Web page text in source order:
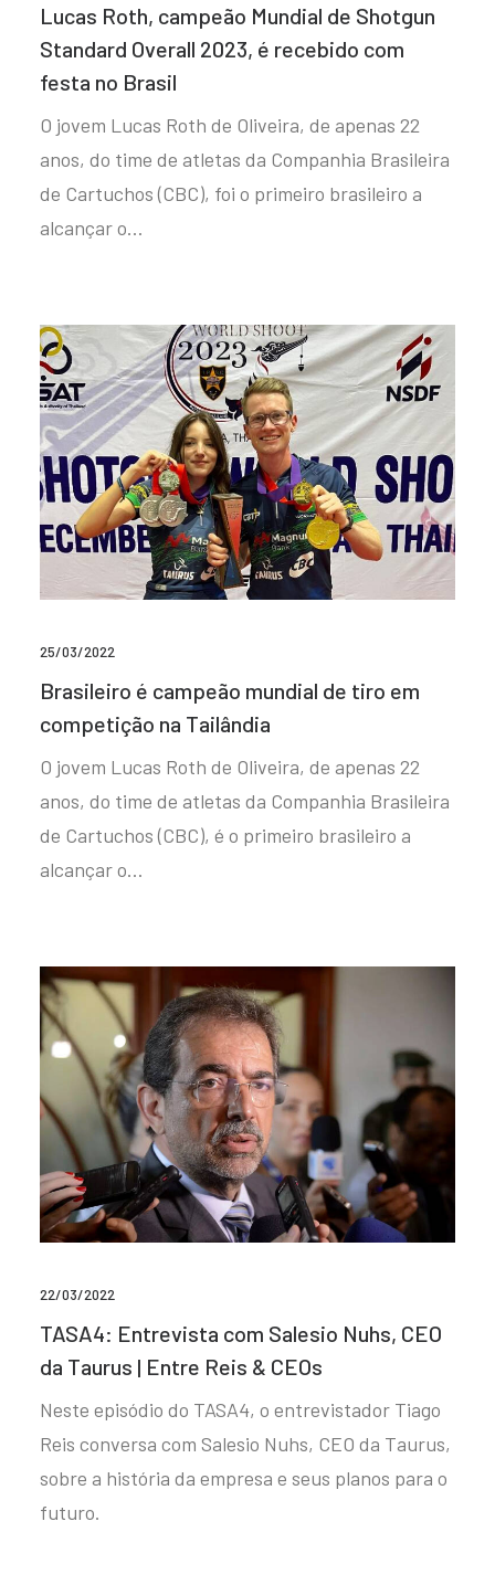
Lucas Roth, campeão Mundial de Shotgun
Standard Overall 2023, é recebido com
festa no Brasil
O jovem Lucas Roth de Oliveira, de apenas 22
anos, do time de atletas da Companhia Brasileira
de Cartuchos (CBC), foi o primeiro brasileiro a
alcançar o…
25/03/2022
Brasileiro é campeão mundial de tiro em
competição na Tailândia
O jovem Lucas Roth de Oliveira, de apenas 22
anos, do time de atletas da Companhia Brasileira
de Cartuchos (CBC), é o primeiro brasileiro a
alcançar o…
22/03/2022
TASA4: Entrevista com Salesio Nuhs, CEO
da Taurus | Entre Reis & CEOs
Neste episódio do TASA4, o entrevistador Tiago
Reis conversa com Salesio Nuhs, CEO da Taurus,
sobre a história da empresa e seus planos para o
futuro.